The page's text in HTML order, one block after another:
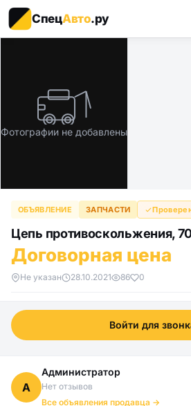
СпецАвто.ру
Фотографии не добавлены
ОБЪЯВЛЕНИЕ ЗАПЧАСТИ
Цепь противоскольжения,
Договорная цена
Не указан 28.10.2021 86 0
Войти для
А
Администратор
Нет отзывов
Все объявления продавца →